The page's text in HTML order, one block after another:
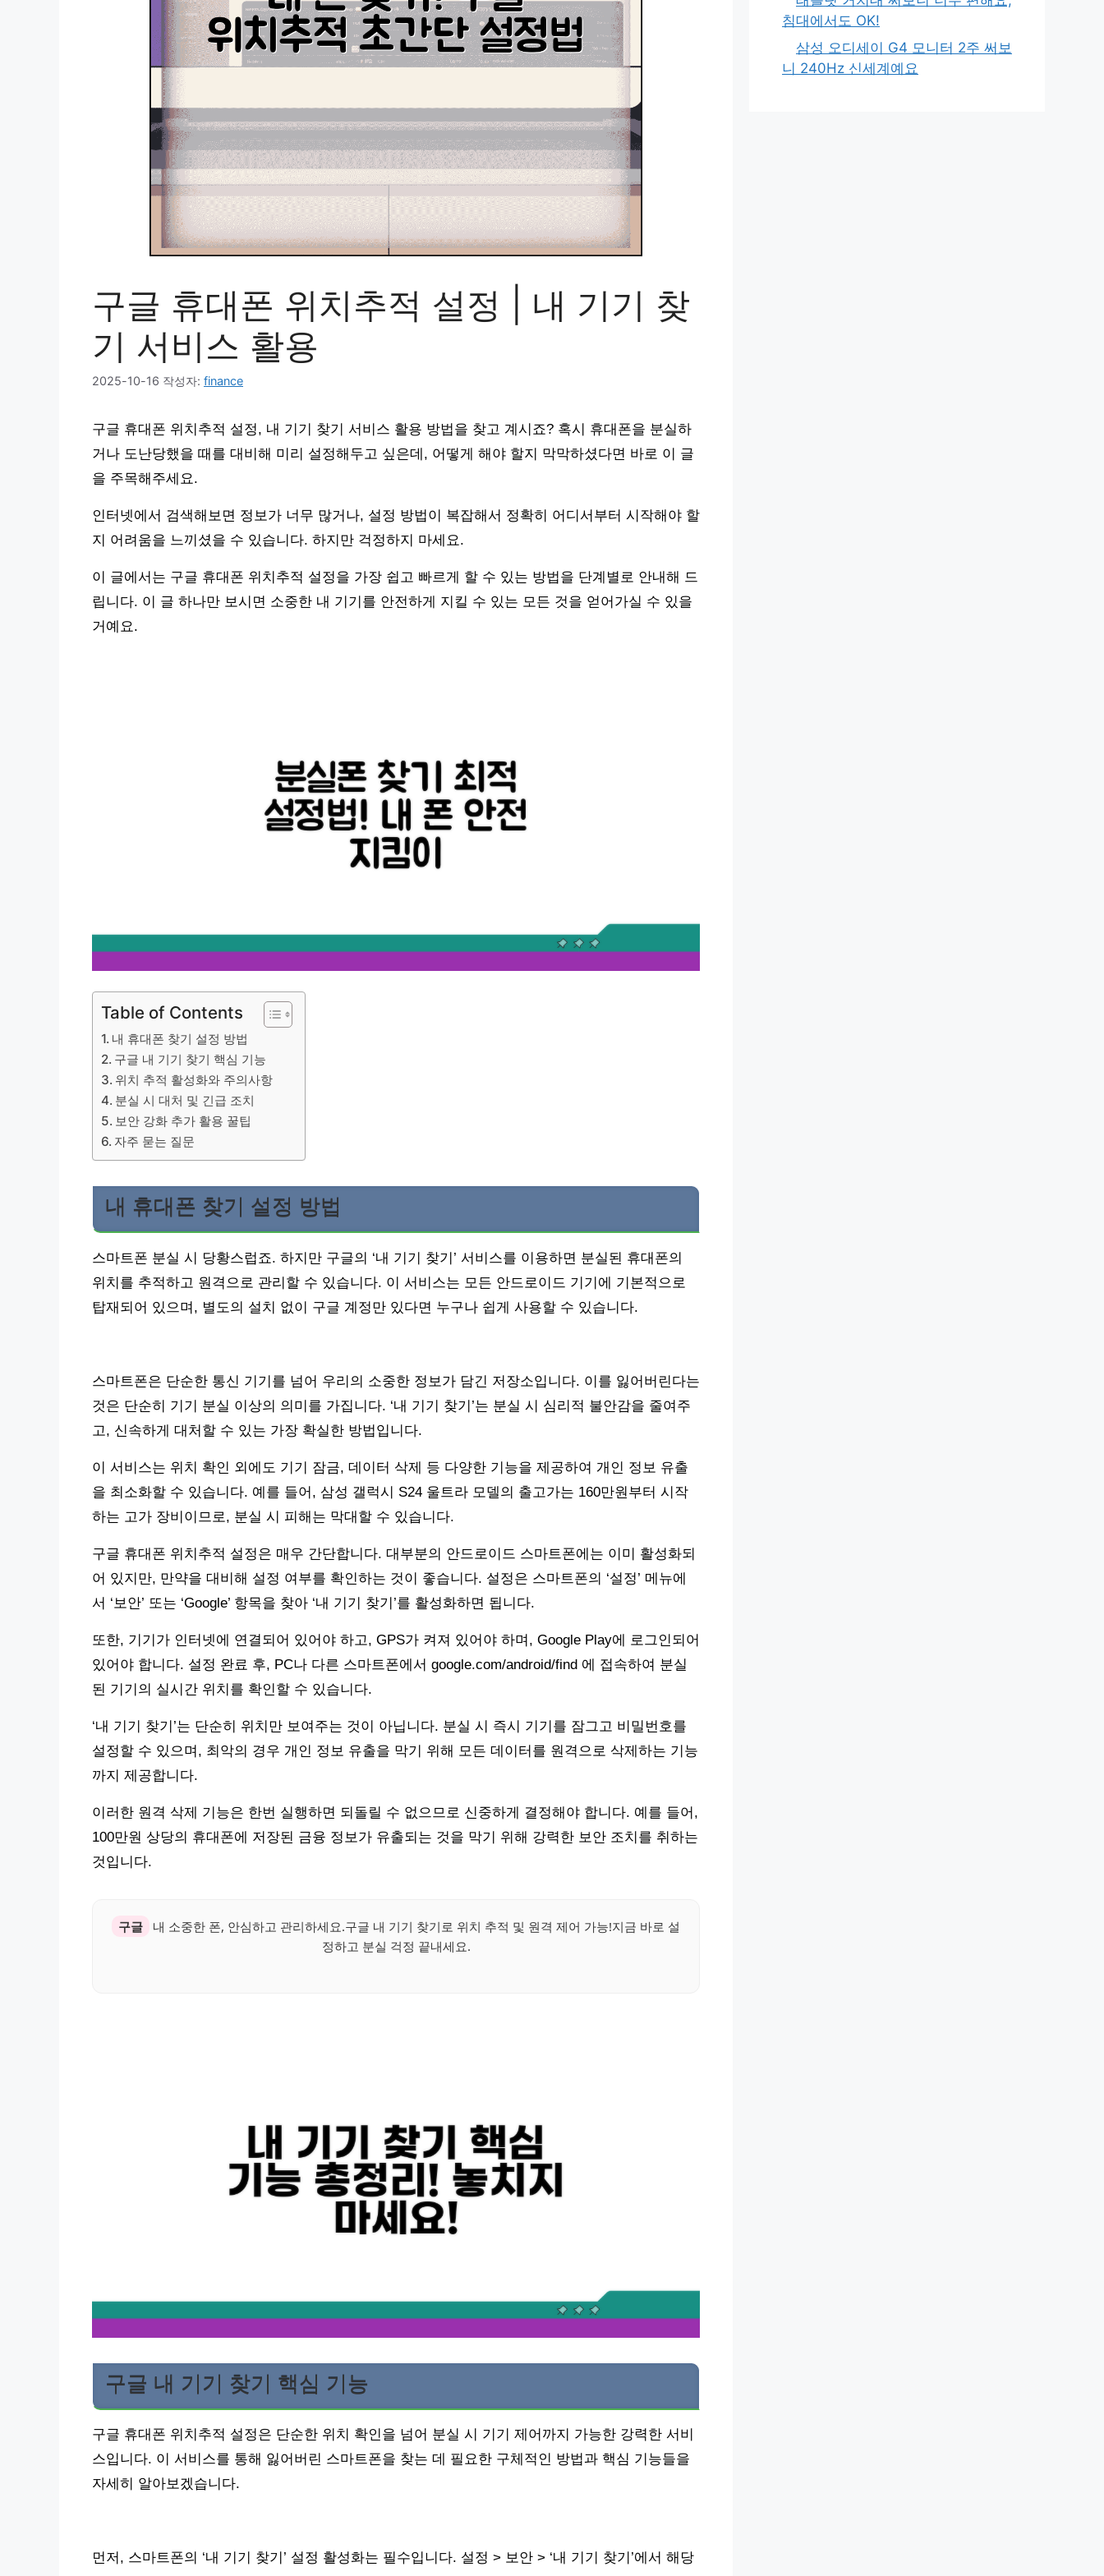
구글 휴대폰 위치추적 설정 | 내 기기 찾
기 서비스 활용
2025-10-16 작성자: finance
구글 휴대폰 위치추적 설정, 내 기기 찾기 서비스 활용 방법을 찾고 계시죠? 혹시 휴대폰을 분실하
거나 도난당했을 때를 대비해 미리 설정해두고 싶은데, 어떻게 해야 할지 막막하셨다면 바로 이 글
을 주목해주세요.
인터넷에서 검색해보면 정보가 너무 많거나, 설정 방법이 복잡해서 정확히 어디서부터 시작해야 할
지 어려움을 느끼셨을 수 있습니다. 하지만 걱정하지 마세요.
이 글에서는 구글 휴대폰 위치추적 설정을 가장 쉽고 빠르게 할 수 있는 방법을 단계별로 안내해 드
립니다. 이 글 하나만 보시면 소중한 내 기기를 안전하게 지킬 수 있는 모든 것을 얻어가실 수 있을
거예요.
Table of Contents
내 휴대폰 찾기 설정 방법
구글 내 기기 찾기 핵심 기능
위치 추적 활성화와 주의사항
분실 시 대처 및 긴급 조치
보안 강화 추가 활용 꿀팁
자주 묻는 질문
내 휴대폰 찾기 설정 방법
스마트폰 분실 시 당황스럽죠. 하지만 구글의 ‘내 기기 찾기’ 서비스를 이용하면 분실된 휴대폰의
위치를 추적하고 원격으로 관리할 수 있습니다. 이 서비스는 모든 안드로이드 기기에 기본적으로
탑재되어 있으며, 별도의 설치 없이 구글 계정만 있다면 누구나 쉽게 사용할 수 있습니다.
스마트폰은 단순한 통신 기기를 넘어 우리의 소중한 정보가 담긴 저장소입니다. 이를 잃어버린다는
것은 단순히 기기 분실 이상의 의미를 가집니다. ‘내 기기 찾기’는 분실 시 심리적 불안감을 줄여주
고, 신속하게 대처할 수 있는 가장 확실한 방법입니다.
이 서비스는 위치 확인 외에도 기기 잠금, 데이터 삭제 등 다양한 기능을 제공하여 개인 정보 유출
을 최소화할 수 있습니다. 예를 들어, 삼성 갤럭시 S24 울트라 모델의 출고가는 160만원부터 시작
하는 고가 장비이므로, 분실 시 피해는 막대할 수 있습니다.
구글 휴대폰 위치추적 설정은 매우 간단합니다. 대부분의 안드로이드 스마트폰에는 이미 활성화되
어 있지만, 만약을 대비해 설정 여부를 확인하는 것이 좋습니다. 설정은 스마트폰의 ‘설정’ 메뉴에
서 ‘보안’ 또는 ‘Google’ 항목을 찾아 ‘내 기기 찾기’를 활성화하면 됩니다.
또한, 기기가 인터넷에 연결되어 있어야 하고, GPS가 켜져 있어야 하며, Google Play에 로그인되어
있어야 합니다. 설정 완료 후, PC나 다른 스마트폰에서 google.com/android/find 에 접속하여 분실
된 기기의 실시간 위치를 확인할 수 있습니다.
‘내 기기 찾기’는 단순히 위치만 보여주는 것이 아닙니다. 분실 시 즉시 기기를 잠그고 비밀번호를
설정할 수 있으며, 최악의 경우 개인 정보 유출을 막기 위해 모든 데이터를 원격으로 삭제하는 기능
까지 제공합니다.
이러한 원격 삭제 기능은 한번 실행하면 되돌릴 수 없으므로 신중하게 결정해야 합니다. 예를 들어,
100만원 상당의 휴대폰에 저장된 금융 정보가 유출되는 것을 막기 위해 강력한 보안 조치를 취하는
것입니다.
구글
내 소중한 폰, 안심하고 관리하세요.구글 내 기기 찾기로 위치 추적 및 원격 제어 가능!지금 바로 설
정하고 분실 걱정 끝내세요.
구글 내 기기 찾기 핵심 기능
구글 휴대폰 위치추적 설정은 단순한 위치 확인을 넘어 분실 시 기기 제어까지 가능한 강력한 서비
스입니다. 이 서비스를 통해 잃어버린 스마트폰을 찾는 데 필요한 구체적인 방법과 핵심 기능들을
자세히 알아보겠습니다.
먼저, 스마트폰의 ‘내 기기 찾기’ 설정 활성화는 필수입니다. 설정 > 보안 > ‘내 기기 찾기’에서 해당
침대에서도 OK!
삼성 오디세이 G4 모니터 2주 써보
니 240Hz 신세계예요